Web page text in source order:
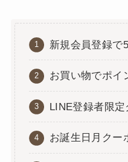
新規会員登録で
お買い物でポイ
LINE登録者限定
お誕生日月クー